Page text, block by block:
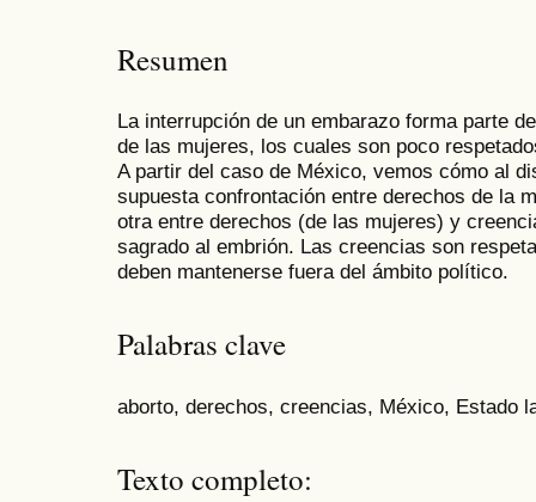
Resumen
La interrupción de un embarazo forma parte
de las mujeres, los cuales son poco
A partir del caso de México, vemos cómo al
supuesta confrontación entre derechos de la
otra entre derechos (de las mujeres) y
sagrado al embrión. Las creencias son
deben mantenerse fuera del ámbito político.
Palabras clave
aborto, derechos, creencias, México, Estado
Texto completo: